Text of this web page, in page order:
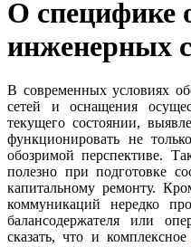
О специфике
инженерных
В современных условиях
сетей и оснащения
текущего состоянии,
функционировать не
обозримой перспективе.
полезно при подготовке
капитальному ремонту.
коммуникаций нередко
балансодержателя или
сказать, что и комплексное